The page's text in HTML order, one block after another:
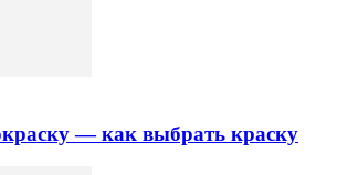
— как выбрать краску